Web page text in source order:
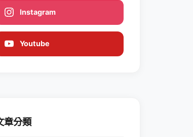
Instagram
Youtube
章分類